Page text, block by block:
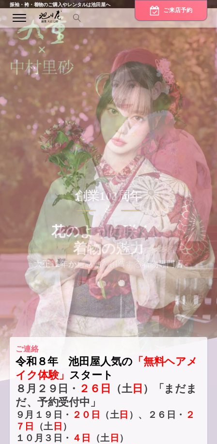
振袖・袴・着物のご購入やレンタルは池田屋へ
ご来店予約
創業103周年
花のように咲く、
着物の魅力
大正12年から感動を創造する着物専門店
創業103周年
伝統をまとう、
女性の優雅さ
大正12年から感動を創造する着物専門店
ご連絡
令和８年 池田屋人気の 「無料ヘアメ
イク体験」 スタート
８月２９日・ ２６日 （土日 ）「まだま
だ、予約受付中」
９月１９日・ ２０日 （土 日 ）、２６日・ ２
７日
（土 日 ）
１０月３日・ ４日 （土 日 ）